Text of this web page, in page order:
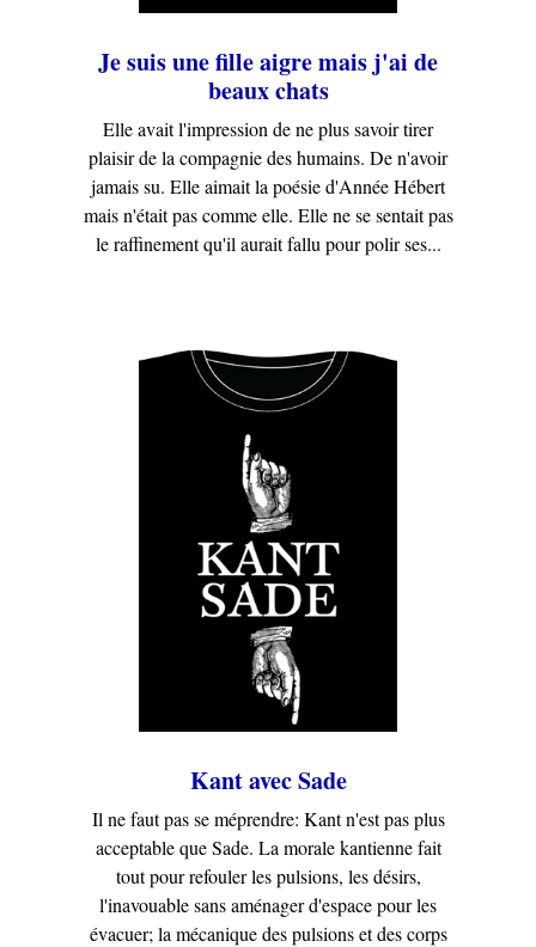
Je suis une fille aigre mais j'ai de
beaux chats
Elle avait l'impression de ne plus savoir tirer
plaisir de la compagnie des humains. De n'avoir
jamais su. Elle aimait la poésie d'Année Hébert
mais n'était pas comme elle. Elle ne se sentait pas
le raffinement qu'il aurait fallu pour polir ses...
Kant avec Sade
Il ne faut pas se méprendre: Kant n'est pas plus
acceptable que Sade. La morale kantienne fait
tout pour refouler les pulsions, les désirs,
l'inavouable sans aménager d'espace pour les
évacuer; la mécanique des pulsions et des corps